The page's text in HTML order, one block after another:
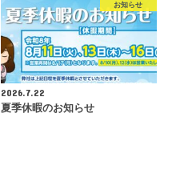
お知らせ
2026.7.22
夏季休暇のお知らせ